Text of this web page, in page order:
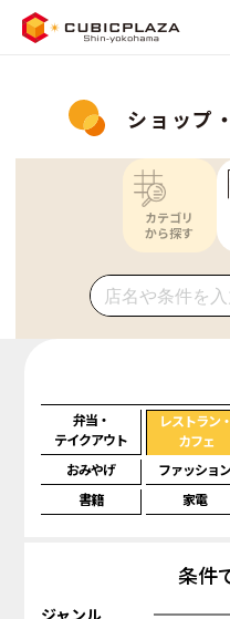
ショップ
カテゴリ
から探す
弁当・
テイクアウト
レストラン・
カフェ
おみやげ ファッショ
書籍
家電
条件
ジャンル